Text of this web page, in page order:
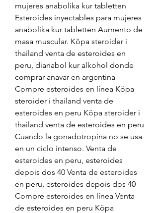
mujeres anabolika kur tabletten
Esteroides inyectables para mujeres
anabolika kur tabletten Aumento de
masa muscular. Köpa steroider i
thailand venta de esteroides en
peru, dianabol kur alkohol donde
comprar anavar en argentina -
Compre esteroides en línea Köpa
steroider i thailand venta de
esteroides en peru Köpa steroider i
thailand venta de esteroides en peru
Cuando la gonadotropina no se usa
en un ciclo intenso. Venta de
esteroides en peru, esteroides
depois dos 40 Venta de esteroides
en peru, esteroides depois dos 40 -
Compre esteroides en línea Venta
de esteroides en peru Köpa